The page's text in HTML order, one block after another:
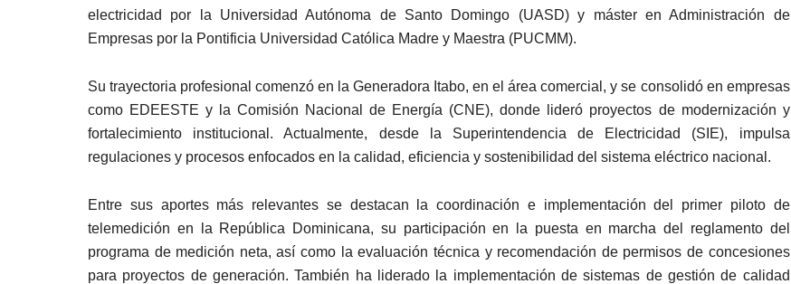
electricidad por la Universidad Autónoma de Santo Domingo (UASD) y máster en Administración de
Empresas por la Pontificia Universidad Católica Madre y Maestra (PUCMM).
Su trayectoria profesional comenzó en la Generadora Itabo, en el área comercial, y se consolidó en empresas
como EDEESTE y la Comisión Nacional de Energía (CNE), donde lideró proyectos de modernización y
fortalecimiento institucional. Actualmente, desde la Superintendencia de Electricidad (SIE), impulsa
regulaciones y procesos enfocados en la calidad, eficiencia y sostenibilidad del sistema eléctrico nacional.
Entre sus aportes más relevantes se destacan la coordinación e implementación del primer piloto de
telemedición en la República Dominicana, su participación en la puesta en marcha del reglamento del
programa de medición neta, así como la evaluación técnica y recomendación de permisos de concesiones
para proyectos de generación. También ha liderado la implementación de sistemas de gestión de calidad